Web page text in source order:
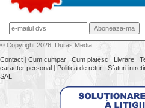
© Copyright 2026, Duras Media
Contact | Cum cumpar | Cum platesc | Livrare |
caracter personal | Politica de retur | Sfaturi
SAL